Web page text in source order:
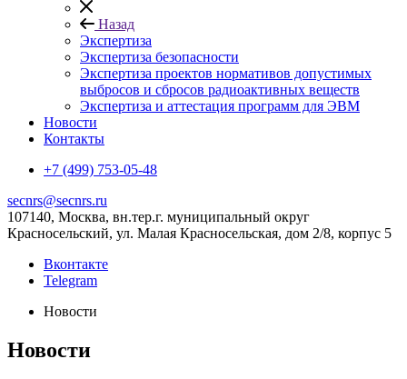
Назад
Экспертиза
Экспертиза безопасности
Экспертиза проектов нормативов допустимых
выбросов и сбросов радиоактивных веществ
Экспертиза и аттестация программ для ЭВМ
Новости
Контакты
+7 (499) 753-05-48
secnrs@secnrs.ru
107140, Москва, вн.тер.г. муниципальный округ
Красносельский, ул. Малая Красносельская, дом 2/8, корпус 5
Вконтакте
Telegram
Новости
Новости